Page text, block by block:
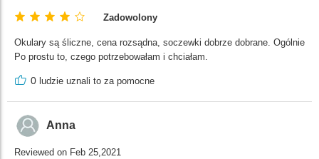
Zadowolony
Okulary są śliczne, cena rozsądna, soczewki dobrze dobrane. Ogólnie
Po prostu to, czego potrzebowałam i chciałam.
0 ludzie uznali to za pomocne
Anna
Reviewed on Feb 25,2021